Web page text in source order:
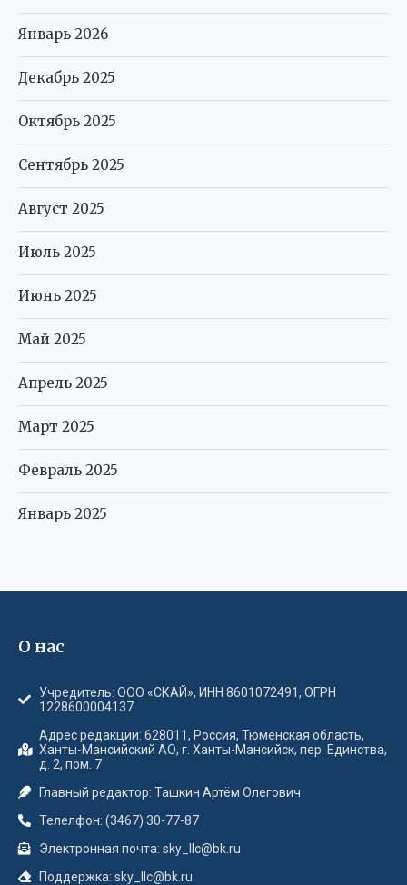
Январь 2026
Декабрь 2025
Октябрь 2025
Сентябрь 2025
Август 2025
Июль 2025
Июнь 2025
Май 2025
Апрель 2025
Март 2025
Февраль 2025
Январь 2025
О нас
Учредитель: ООО «СКАЙ», ИНН 8601072491, ОГРН
1228600004137
Адрес редакции: 628011, Россия, Тюменская область,
Ханты-Мансийский АО, г. Ханты-Мансийск, пер. Единства,
д. 2, пом. 7
Главный редактор: Ташкин Артём Олегович
Телелфон: (3467) 30-77-87
Электронная почта: sky_llc@bk.ru
Поддержка: sky_llc@bk.ru